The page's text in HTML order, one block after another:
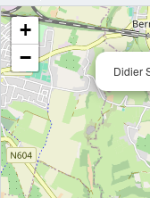
Didier
+
−